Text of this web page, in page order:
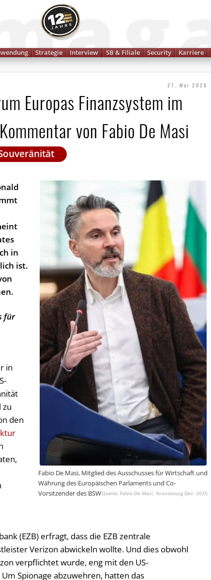
Strategie Interview SB & Filiale Security Karriere
27. Mai 2026
Europas Finanzsystem im
von Fabio De Masi
Fabio De Masi, Mitglied des Ausschusses für Wirtschaft und
Währung des Europäischen Parlaments und Co-
Vorsitzender des BSW
Fabio De Masi, Strassbourg Dez. 2025
in
ist.
für
in
zu
den
(EZB) erfragt, dass die EZB zentrale
Verizon abwickeln wollte. Und dies obwohl
verpflichtet wurde, eng mit den US-
Spionage abzuwehren, hatten das